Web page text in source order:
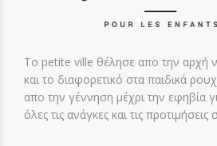
Το petite ville θέλησε απο την αρχή
και το διαφορετικό στα παιδικά
απο την γέννηση μέχρι την εφηβία
όλες τις ανάγκες και τις προτιμήσεις